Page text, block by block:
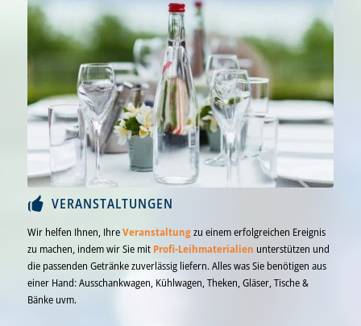
Jetzt mehr erfahren…
VERANSTALTUNGEN
Wir helfen Ihnen, IhreVeranstaltungzu einem erfolgreichen Ereignis
zu machen, indem wir Sie mit Profi-Leihmaterialien unterstützen und
die passenden Getränke zuverlässig liefern. Alles was Sie benötigen aus
einer Hand: Ausschankwagen, Kühlwagen, Theken, Gläser, Tische &
Bänke uvm.